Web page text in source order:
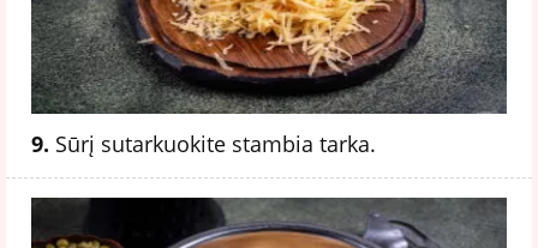
9. Sūrį sutarkuokite stambia tarka.